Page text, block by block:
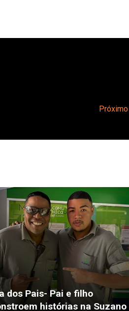
Próximo
dos Pais- Pai e filho
histórias na Suzano